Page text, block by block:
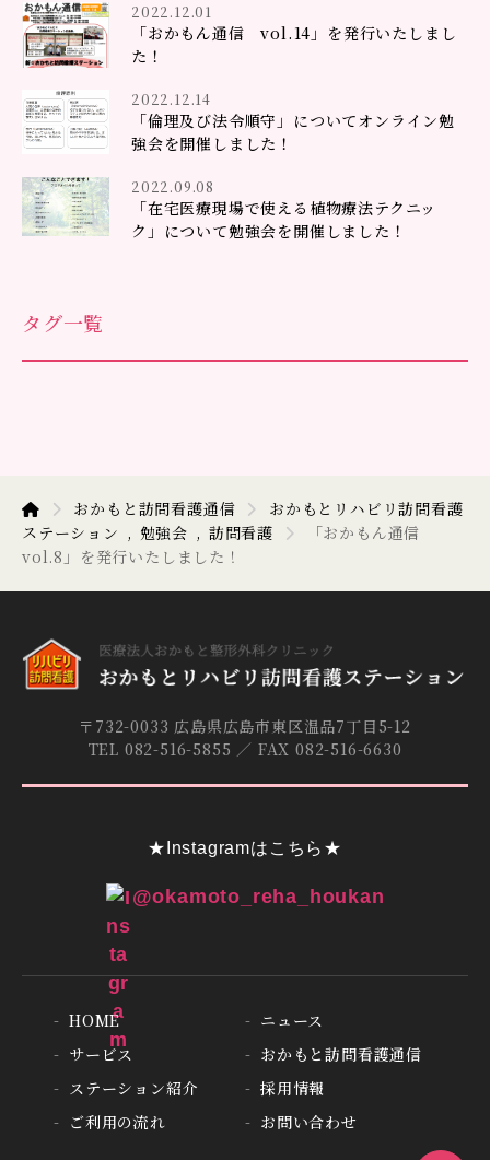
2022.12.01
「おかもん通信 vol.14」を発行いたしまし
た！
2022.12.14
「倫理及び法令順守」についてオンライン勉
強会を開催しました！
2022.09.08
「在宅医療現場で使える植物療法テクニッ
ク」について勉強会を開催しました！
タグ一覧
おかもと訪問看護通信
おかもとリハビリ訪問看護
ステーション
勉強会 訪問看護
「おかもん通信
vol.8」を発行いたしました！
〒732-0033 広島県広島市東区温品7丁目5-12
TEL 082-516-5855 ／ FAX 082-516-6630
★Instagramはこちら★
@okamoto_reha_houkan
HOME
サービス
ステーション紹介
ご利用の流れ
ニュース
おかもと訪問看護通信
採用情報
お問い合わせ